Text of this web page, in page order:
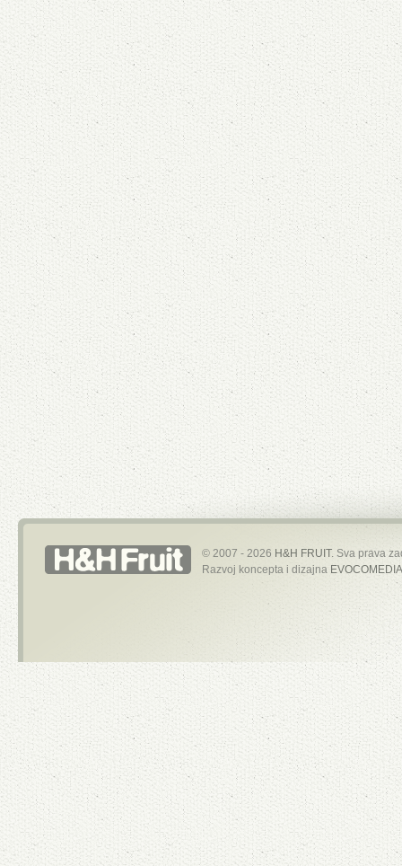
© 2007 - 2026 H&H FRUIT. Sva prava
Razvoj koncepta i dizajna